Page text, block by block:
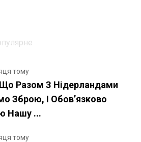
тому
Разом З Нідерландами
Зброю, І Обовʼязково
Нашу ...
тому